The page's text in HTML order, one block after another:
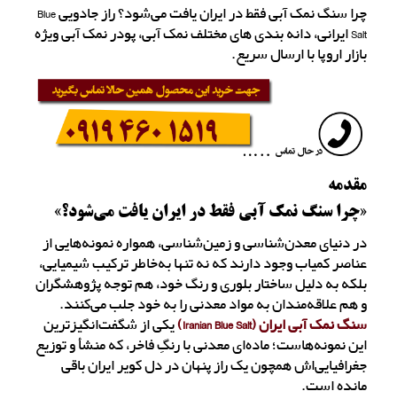
چرا سنگ نمک آبی فقط در ایران یافت می‌شود؟ راز جادویی Blue
Salt ایرانی، دانه بندی های مختلف نمک آبی، پودر نمک آبی ویژه
بازار اروپا با ارسال سریع.
مقدمه
«چرا سنگ نمک آبی فقط در ایران یافت می‌شود؟»
در دنیای معدن‌شناسی و زمین‌شناسی، همواره نمونه‌هایی از
عناصر کمیاب وجود دارند که نه تنها به‌خاطر ترکیب شیمیایی،
بلکه به دلیل ساختار بلوری و رنگ خود، هم توجه پژوهشگران
و هم علاقه‌مندان به مواد معدنی را به خود جلب می‌کنند.
سنگ نمک آبی ایران (Iranian Blue Salt)
یکی از شگفت‌انگیزترین
این نمونه‌هاست؛ ماده‌ای معدنی با رنگِ فاخر، که منشأ و توزیع
جغرافیایی‌اش همچون یک راز پنهان در دل کویر ایران باقی
مانده است.